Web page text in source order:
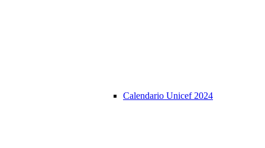
Calendario Unicef 2024